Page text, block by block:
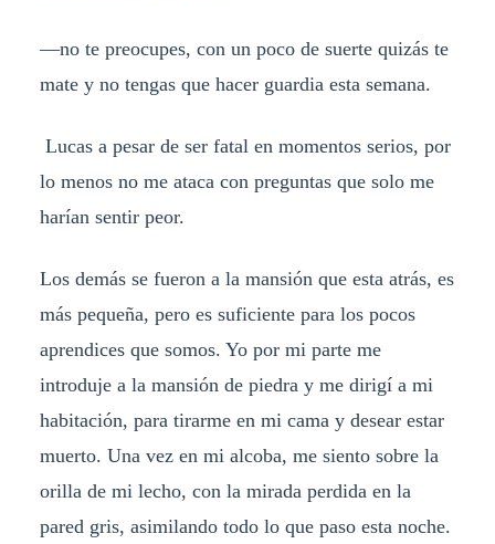
—no te preocupes, con un poco de suerte quizás te
mate y no tengas que hacer guardia esta semana.
Lucas a pesar de ser fatal en momentos serios, por
lo menos no me ataca con preguntas que solo me
harían sentir peor.
Los demás se fueron a la mansión que esta atrás, es
más pequeña, pero es suficiente para los pocos
aprendices que somos. Yo por mi parte me
introduje a la mansión de piedra y me dirigí a mi
habitación, para tirarme en mi cama y desear estar
muerto. Una vez en mi alcoba, me siento sobre la
orilla de mi lecho, con la mirada perdida en la
pared gris, asimilando todo lo que paso esta noche.